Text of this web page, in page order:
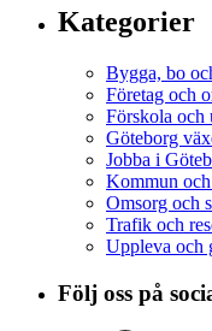
Kategorier
Bygga, bo
Företag och
Förskola och
Göteborg
Jobba i
Kommun
Omsorg och
Trafik och
Uppleva och
Följ oss på